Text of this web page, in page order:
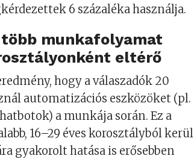
6 százaléka használja.
munkafolyamat
eltérő
hogy a válaszadók 20
automatizációs eszközöket (pl.
a munkája során. Ez a
16–29 éves korosztályból kerül
gyakorolt hatása is erősebben